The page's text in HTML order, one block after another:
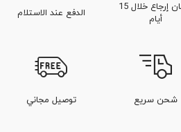
ضمان إرجاع خلال 15
أيام
الدفع عند الاستلام
شحن سريع توصيل مجاني